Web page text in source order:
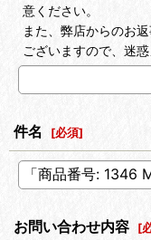
意ください。
また、弊店からのお
ございますので、迷
件名 [必須]
お問い合わせ内容 [